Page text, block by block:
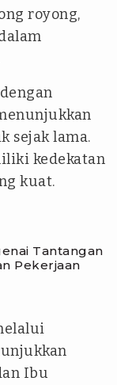
royong,
sejak lama.
kedekatan
kuat.
Tantangan
Pekerjaan
Ibu